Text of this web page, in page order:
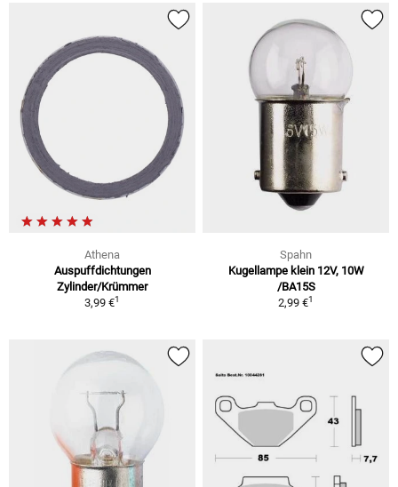
Athena
Auspuffdichtungen
Zylinder/Krümmer
3,99 €1
Spahn
Kugellampe klein 12V, 10W
/BA15S
2,99 €1